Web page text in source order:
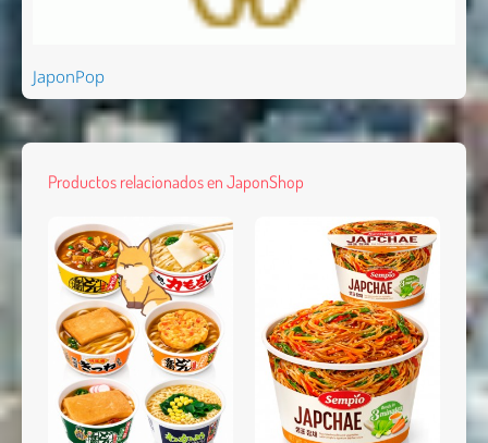
JaponPop
Productos relacionados en JaponShop